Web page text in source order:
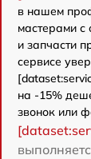
в нашем
мастерами с
и запчасти
сервисе
на -15%
звонок или